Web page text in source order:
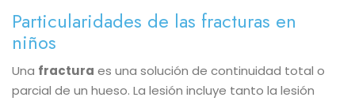
Particularidades de las fracturas en
niños
Una fractura es una solución de continuidad total o
parcial de un hueso. La lesión incluye tanto la lesión